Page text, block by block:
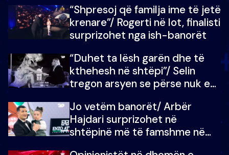
mban dot lotët: Nuk meritoj…
“Shpresoj që familja ime të jetë
krenare”/ Rogerti në lot, finalisti
surprizohet nga ish-banorët
“Duhet ta lësh garën dhe të
kthehesh në shtëpi”/ Selin
tregon arsyen se përse nuk e
çoja luftën time deri në fund
Jo vetëm banorët/ Arbër
Hajdari surprizohet në
shtëpinë më të famshme në